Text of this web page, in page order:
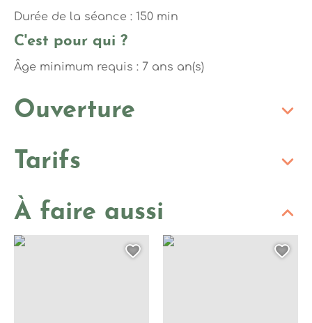
Durée de la séance : 150 min
C'est pour qui ?
Âge minimum requis : 7 ans an(s)
Ouverture
Tarifs
À faire aussi
Canoë – Kayak de Balazuc à Pradons – 8 km avec Balazuc
Ajouter cette page au
Canoë – Kayak de Balazuc à